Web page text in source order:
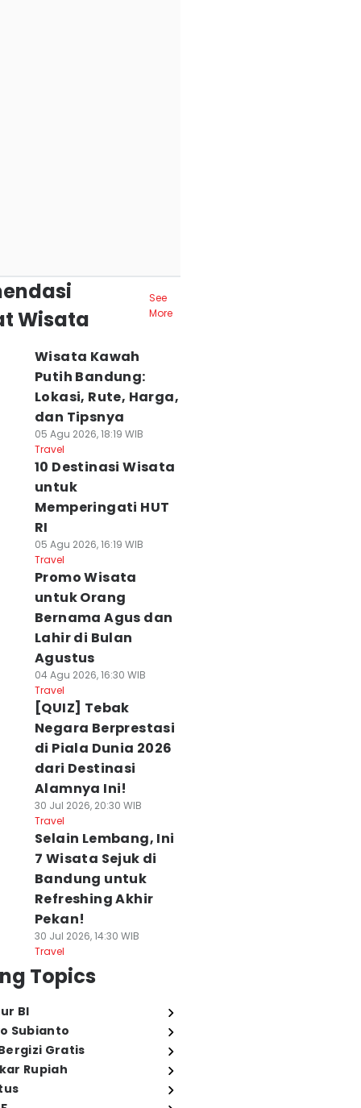
Wisata
See
More
Wisata Kawah
Putih Bandung:
Lokasi, Rute, Harga,
dan Tipsnya
05 Agu 2026, 18:19 WIB
Travel
10 Destinasi Wisata
untuk
Memperingati HUT
RI
05 Agu 2026, 16:19 WIB
Travel
Promo Wisata
untuk Orang
Bernama Agus dan
Lahir di Bulan
Agustus
04 Agu 2026, 16:30 WIB
Travel
[QUIZ] Tebak
Negara Berprestasi
di Piala Dunia 2026
dari Destinasi
Alamnya Ini!
30 Jul 2026, 20:30 WIB
Travel
Selain Lembang, Ini
7 Wisata Sejuk di
Bandung untuk
Refreshing Akhir
Pekan!
30 Jul 2026, 14:30 WIB
Travel
Topics
BI
Subianto
Gratis
Rupiah